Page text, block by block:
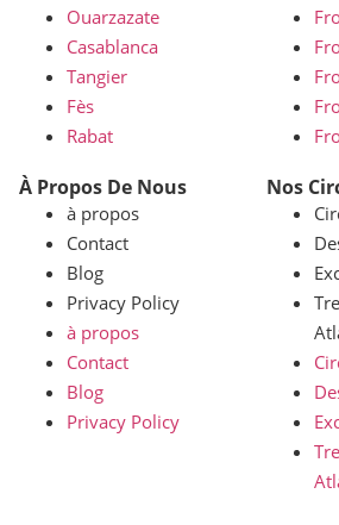
Ouarzazate
Casablanca
Tangier
Fès
Rabat
À Propos De Nous
à propos
Contact
Blog
Privacy Policy
à propos
Contact
Blog
Privacy Policy
Nos